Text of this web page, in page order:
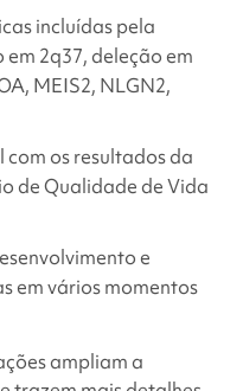
incluídas pela
em 2q37, deleção em
MEIS2, NLGN2,
os resultados da
de Qualidade de Vida
e
em vários momentos
ampliam a